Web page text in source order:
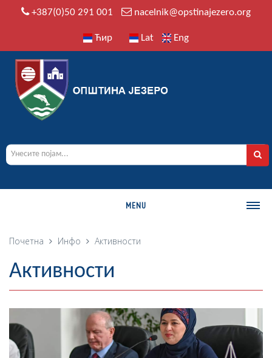
+387(0)50 291 001 nacelnik@opstinajezero.org
Ћир Lat Eng
MENU
О ОПШТИНИ
Историја
Географија
Насељена мјеста
Занимљивости
Почетна Инфо Активности
Активности